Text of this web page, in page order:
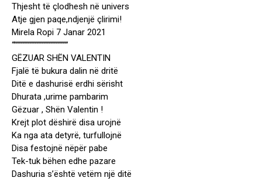
Thjesht të çlodhesh në univers
Atje gjen paqe,ndjenjë çlirimi!
Mirela Ropi 7 Janar 2021
“”””””””””””””””””””””””
GËZUAR SHËN VALENTIN
Fjalë të bukura dalin në dritë
Ditë e dashurisë erdhi sërisht
Dhurata ,urime pambarim
Gëzuar , Shën Valentin !
Krejt plot dëshirë disa urojnë
Ka nga ata detyrë, turfullojnë
Disa festojnë nëpër pabe
Tek-tuk bëhen edhe pazare
Dashuria s’është vetëm një ditë